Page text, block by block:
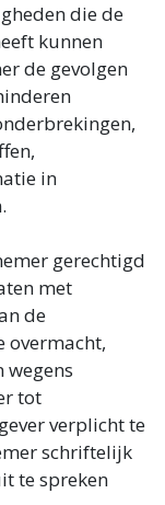
die de
kunnen
de gevolgen
in
gerechtigd
met
de
overmacht,
wegens
tot
verplicht te
schriftelijk
te spreken